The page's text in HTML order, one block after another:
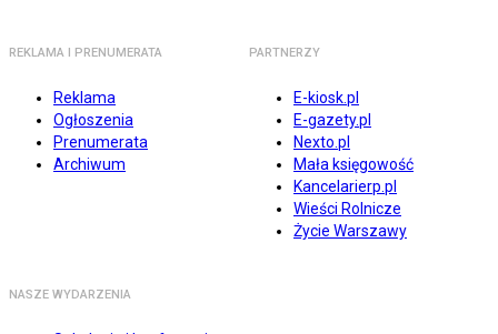
REKLAMA I PRENUMERATA
Reklama
Ogłoszenia
Prenumerata
Archiwum
PARTNERZY
E-kiosk.pl
E-gazety.pl
Nexto.pl
Mała księgowość
Kancelarierp.pl
Wieści Rolnicze
Życie Warszawy
NASZE WYDARZENIA